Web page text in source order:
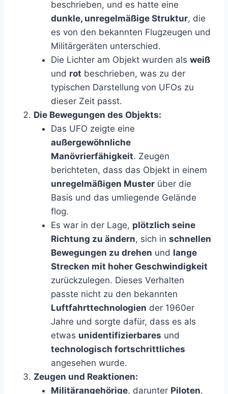
beschrieben, und es hatte eine
dunkle, unregelmäßige Struktur, die
es von den bekannten Flugzeugen und
Militärgeräten unterschied.
Die Lichter am Objekt wurden als weiß
und rot beschrieben, was zu der
typischen Darstellung von UFOs zu
dieser Zeit passt.
Die Bewegungen des Objekts:
Das UFO zeigte eine
außergewöhnliche
Manövrierfähigkeit. Zeugen
berichteten, dass das Objekt in einem
unregelmäßigen Muster über die
Basis und das umliegende Gelände
flog.
Es war in der Lage, plötzlich seine
Richtung zu ändern, sich in schnellen
Bewegungen zu drehen und lange
Strecken mit hoher Geschwindigkeit
zurückzulegen. Dieses Verhalten
passte nicht zu den bekannten
Luftfahrttechnologien der 1960er
Jahre und sorgte dafür, dass es als
etwas unidentifizierbares und
technologisch fortschrittliches
angesehen wurde.
Zeugen und Reaktionen:
Militärangehörige, darunter Piloten,